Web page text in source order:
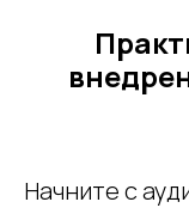
Начните с